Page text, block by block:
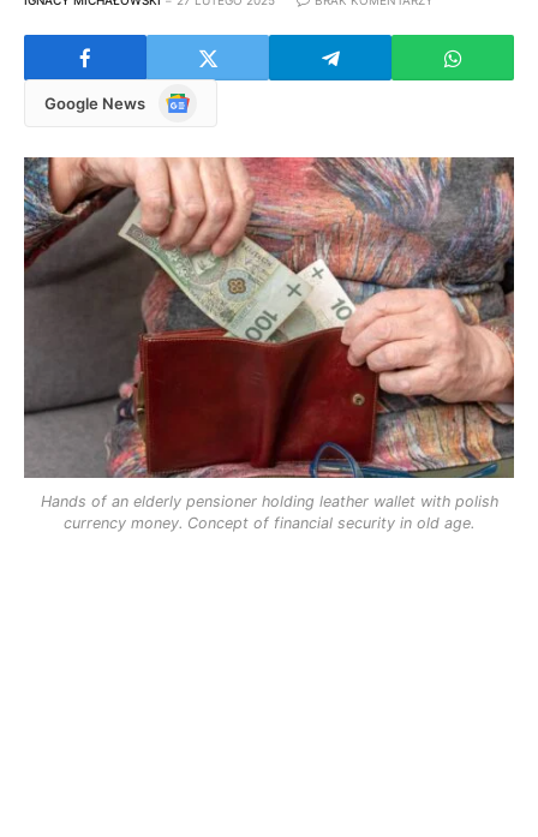
Google News
Google
Hands of an elderly pensioner holding leather wallet with polish
currency money. Concept of financial security in old age.